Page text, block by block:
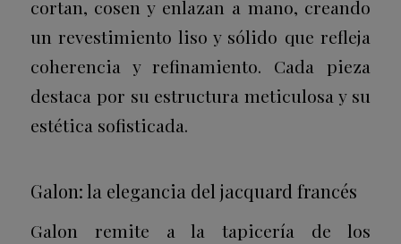
cortan, cosen y enlazan a mano, creando
un revestimiento liso y sólido que refleja
coherencia y refinamiento. Cada pieza
destaca por su estructura meticulosa y su
estética sofisticada.
Galon: la elegancia del jacquard francés
Galon remite a la tapicería de los